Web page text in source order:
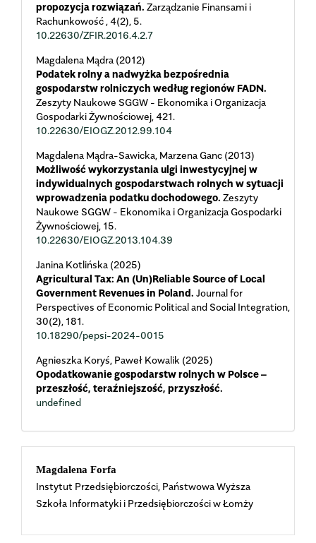
propozycja rozwiązań. Zarządzanie Finansami i
Rachunkowość ,4(2),5.
10.22630/ZFIR.2016.4.2.7
Magdalena Mądra (2012)
Podatek rolny a nadwyżka bezpośrednia
gospodarstw rolniczych według regionów FADN.
Zeszyty Naukowe SGGW - Ekonomika i Organizacja
Gospodarki Żywnościowej,421.
10.22630/EIOGZ.2012.99.104
Magdalena Mądra-Sawicka, Marzena Ganc (2013)
Możliwość wykorzystania ulgi inwestycyjnej w
indywidualnych gospodarstwach rolnych w sytuacji
wprowadzenia podatku dochodowego. Zeszyty
Naukowe SGGW - Ekonomika i Organizacja Gospodarki
Żywnościowej, 15.
10.22630/EIOGZ.2013.104.39
Janina Kotlińska (2025)
Agricultural Tax: An (Un)Reliable Source of Local
Government Revenues in Poland. Journal for
Perspectives of Economic Political and Social Integration,
30(2), 181.
10.18290/pepsi-2024-0015
Agnieszka Koryś, Paweł Kowalik (2025)
Opodatkowanie gospodarstw rolnych w Polsce –
przeszłość, teraźniejszość, przyszłość.
undefined
Main
Article
Content
Magdalena Forfa
Instytut Przedsiębiorczości, Państwowa Wyższa
Szkoła Informatyki i Przedsiębiorczości w Łomży